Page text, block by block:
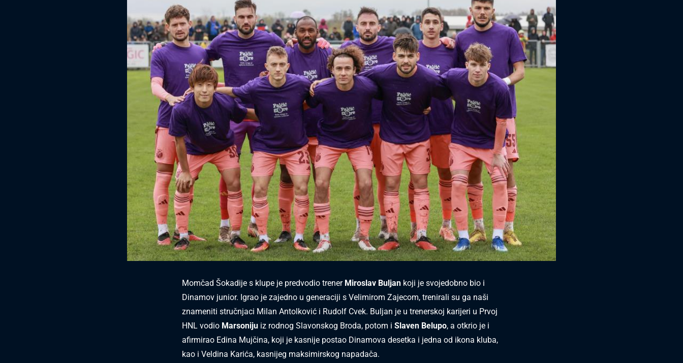
Momčad Šokadije s klupe je predvodio trener Miroslav Buljan koji je svojedobno bio i
Dinamov junior. Igrao je zajedno u generaciji s Velimirom Zajecom, trenirali su ga naši
znameniti stručnjaci Milan Antolković i Rudolf Cvek. Buljan je u trenerskoj karijeri u Prvoj
HNL vodio Marsoniju iz rodnog Slavonskog Broda, potom i Slaven Belupo, a otkrio je i
afirmirao Edina Mujčina, koji je kasnije postao Dinamova desetka i jedna od ikona kluba,
kao i Veldina Karića, kasnijeg maksimirskog napadača.